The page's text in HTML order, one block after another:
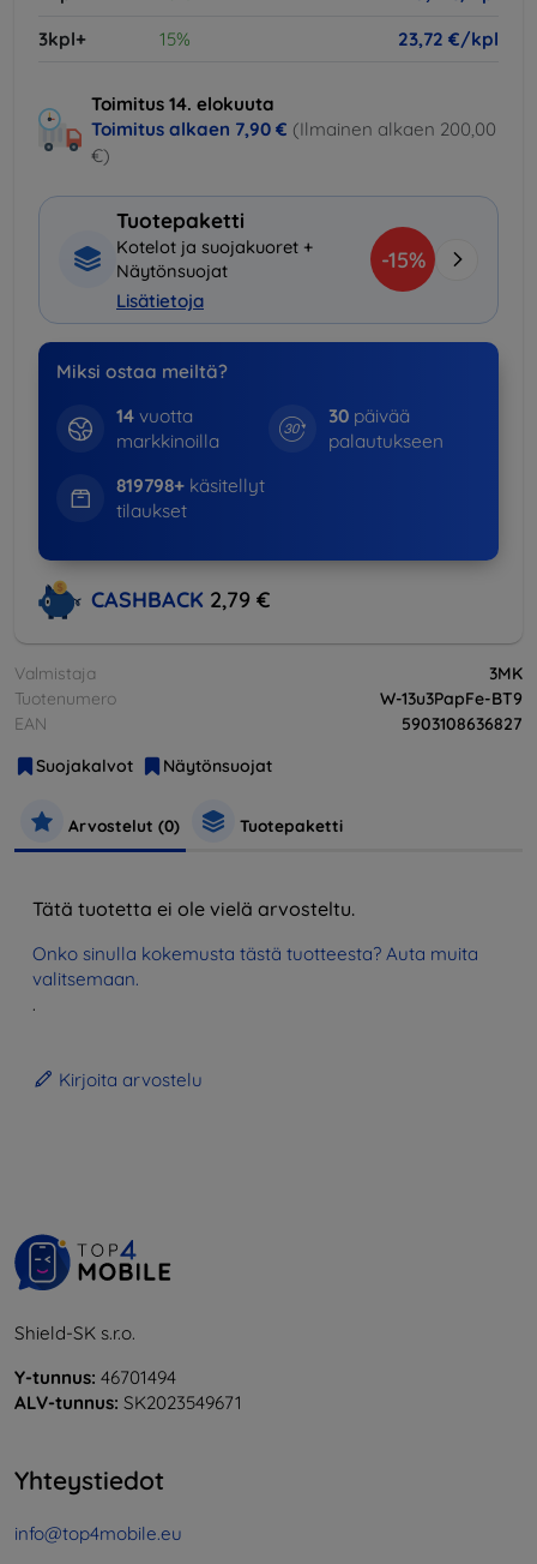
3kpl+
15% 23,72 €/kpl
Toimitus 14. elokuuta
Toimitus alkaen 7,90 € (Ilmainen alkaen 200,00
€)
Tuotepaketti
Kotelot ja suojakuoret +
Näytönsuojat
Lisätietoja
-15%
Miksi ostaa meiltä?
14vuotta
markkinoilla
30 päivää
palautukseen
819798+käsitellyt
tilaukset
CASHBACK 2,79 €
Valmistaja
3MK
Tuotenumero
W-13u3PapFe-BT9
EAN
5903108636827
Suojakalvot
Näytönsuojat
Arvostelut (0) Tuotepaketti
Tätä tuotetta ei ole vielä arvosteltu.
Onko sinulla kokemusta tästä tuotteesta? Auta muita
valitsemaan.
.
Kirjoita arvostelu
Shield-SK s.r.o.
Y-tunnus: 46701494
ALV-tunnus: SK2023549671
Yhteystiedot
info@top4mobile.eu